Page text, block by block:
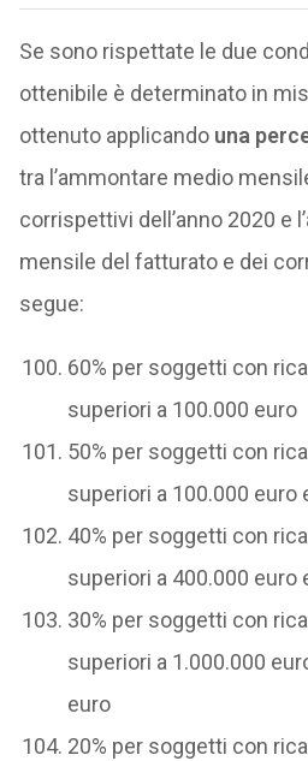
Se sono rispettate le due
ottenibile è determinato in
ottenuto applicando una
tra l’ammontare medio
corrispettivi dell’anno 2020 e
mensile del fatturato e dei
segue:
60% per soggetti con
superiori a 100.000 euro
50% per soggetti con
superiori a 100.000 euro
40% per soggetti con
superiori a 400.000 euro
30% per soggetti con
superiori a 1.000.000
euro
20% per soggetti con